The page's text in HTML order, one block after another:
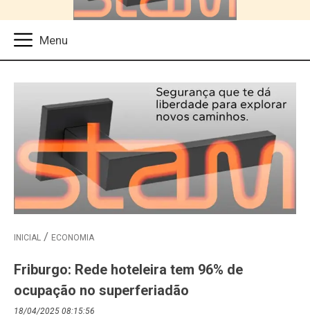
INICIAL ECONOMIA
Friburgo: Rede hoteleira tem 96% de
ocupação no superferiadão
18/04/2025 08:15:56